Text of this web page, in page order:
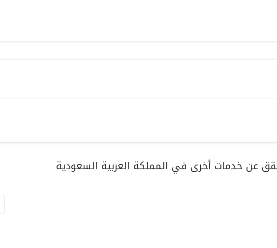
عن خدمات أخرى في المملكة العربية السعودية